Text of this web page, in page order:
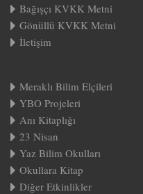
Bağışçı KVKK Metni
Gönüllü KVKK Metni
İletişim
Meraklı Bilim Elçileri
YBO Projeleri
Anı Kitaplığı
23 Nisan
Yaz Bilim Okulları
Okullara Kitap
Diğer Etkinlikler